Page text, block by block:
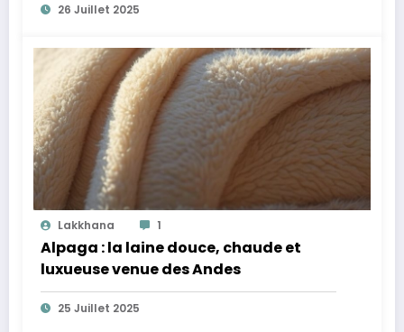
26 Juillet 2025
Lakkhana 1
Alpaga : la laine douce, chaude et
luxueuse venue des Andes
25 Juillet 2025